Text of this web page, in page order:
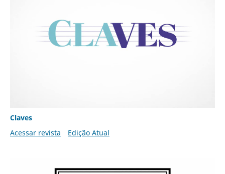
Claves
Acessar revista
Edição Atual